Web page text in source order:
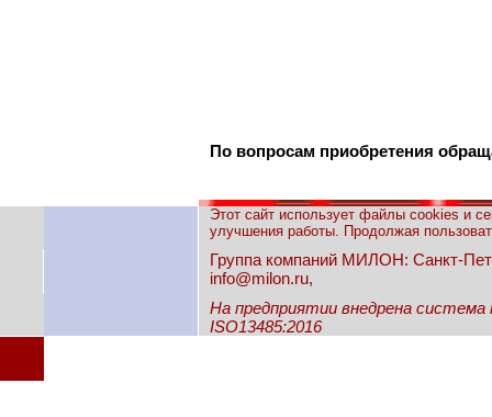
По вопросам приобретения
Этот сайт использует файлы cookies и
улучшения работы. Продолжая
Группа компаний МИЛОН: Санкт-
info@milon.ru,
На предприятии внедрена
ISO13485:2016